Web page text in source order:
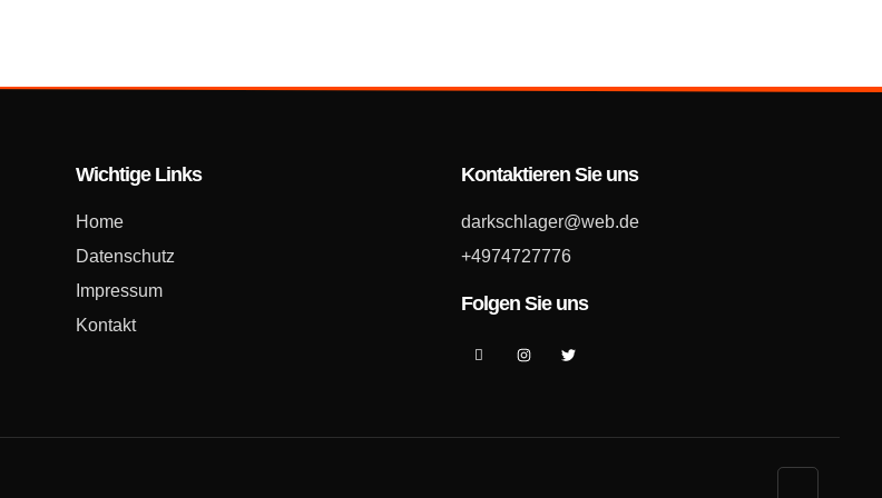
Wichtige Links
Home
Datenschutz
Impressum
Kontakt
Kontaktieren Sie uns
darkschlager@web.de
+4974727776
Folgen Sie uns